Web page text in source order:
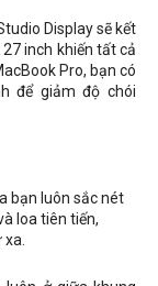
Display sẽ kết
inch khiến tất cả
Pro, bạn có
để giảm độ chói
bạn luôn sắc nét
loa tiên tiến,